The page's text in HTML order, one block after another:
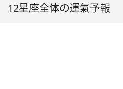
12星座全体の運氣予報